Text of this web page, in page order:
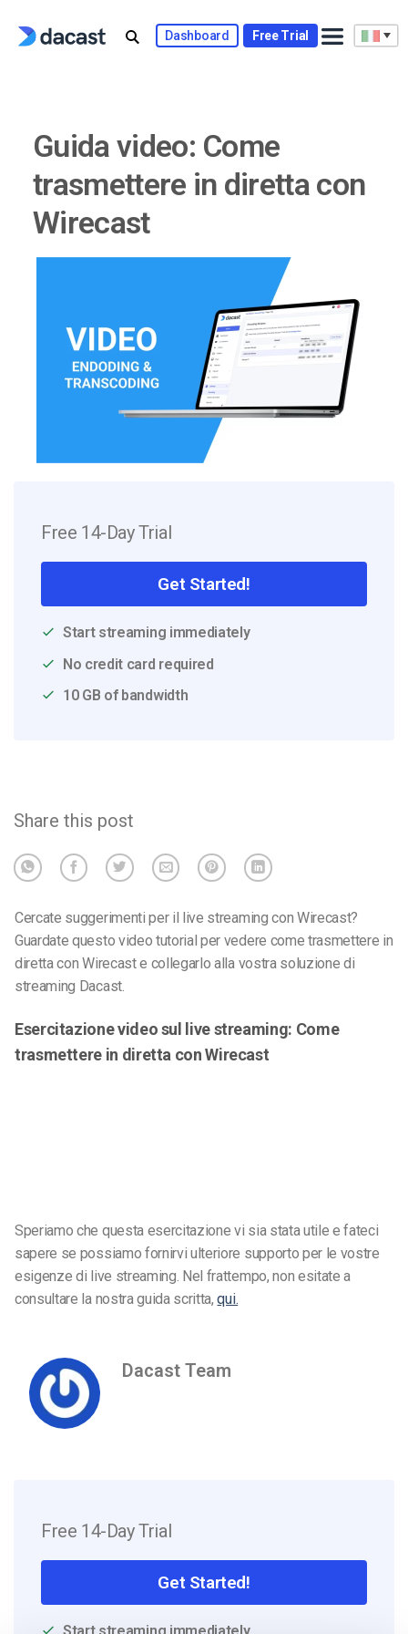
Dashboard Free Trial
Guida video: Come
trasmettere in diretta con
Wirecast
Free 14-Day Trial
Get Started!
Start streaming immediately
No credit card required
10 GB of bandwidth
Share this post
Cercate suggerimenti per il live streaming con Wirecast?
Guardate questo video tutorial per vedere come trasmettere in
diretta con Wirecast e collegarlo alla vostra soluzione di
streaming Dacast.
Esercitazione video sul live streaming: Come
trasmettere in diretta con Wirecast
Speriamo che questa esercitazione vi sia stata utile e fateci
sapere se possiamo fornirvi ulteriore supporto per le vostre
esigenze di live streaming. Nel frattempo, non esitate a
consultare la nostra guida scritta,qui.
Dacast Team
Free 14-Day Trial
Get Started!